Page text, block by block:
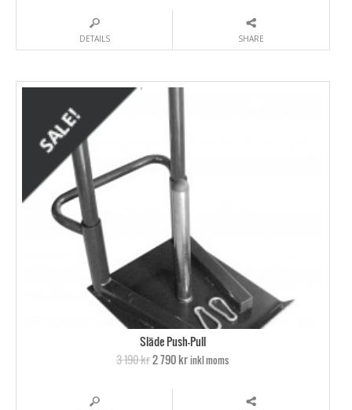
DETAILS SHARE
Släde Push-Pull
3 190 kr2 790 krinkl moms